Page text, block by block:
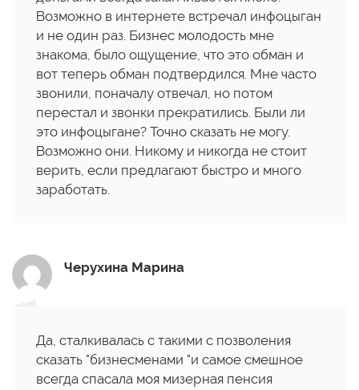
Возможно в интернете встречал инфоцыган
и не один раз. Бизнес молодость мне
знакома, было ощущение, что это обман и
вот теперь обман подтвердился. Мне часто
звонили, поначалу отвечал, но потом
перестал и звонки прекратились. Были ли
это инфоцыгане? Точно сказать не могу.
Возможно они. Никому и никогда не стоит
верить, если предлагают быстро и много
заработать.
Черухина Марина
Да, сталкивалась с такими с позволения
сказать "бизнесменами "и самое смешное
всегда спасала моя мизерная пенсия